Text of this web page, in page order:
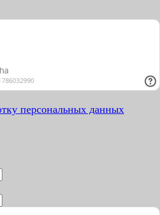
персональных данных